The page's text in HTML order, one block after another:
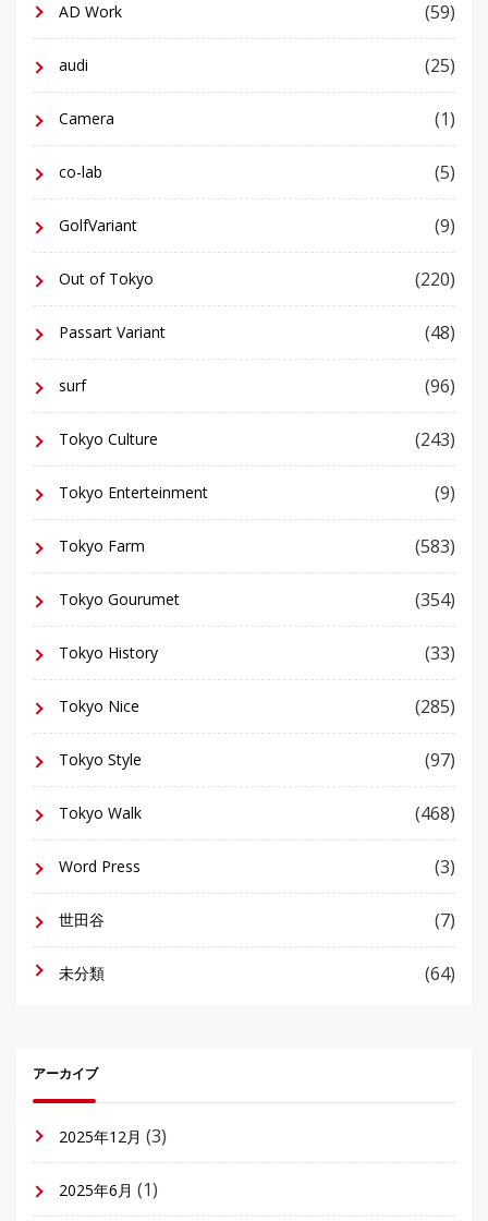
AD Work (59)
audi (25)
Camera (1)
co-lab (5)
GolfVariant (9)
Out of Tokyo (220)
Passart Variant (48)
surf (96)
Tokyo Culture (243)
Tokyo Enterteinment (9)
Tokyo Farm (583)
Tokyo Gourumet (354)
Tokyo History (33)
Tokyo Nice (285)
Tokyo Style (97)
Tokyo Walk (468)
Word Press (3)
世田谷 (7)
未分類 (64)
アーカイブ
2025年12月 (3)
2025年6月 (1)